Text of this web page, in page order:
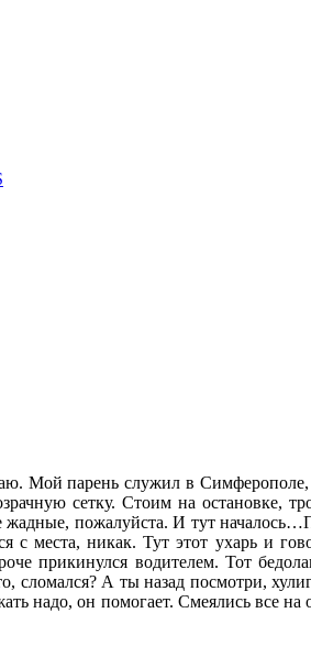
Мой парень служил в
сетку. Стоим на остановке,
пожалуйста. И тут
с места, никак. Тут этот ухарь и
прикинулся водителем. Тот
А ты назад посмотри,
надо, он помогает. Смеялись все